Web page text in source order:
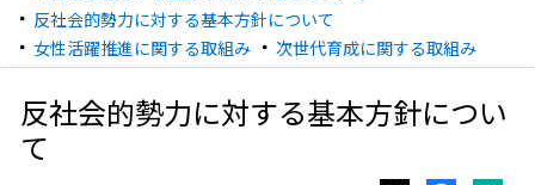
反社会的勢力に対する基本方針について
女性活躍推進に関する取組み
次世代育成に関する取組み
反社会的勢力に対する基本方針につい
て